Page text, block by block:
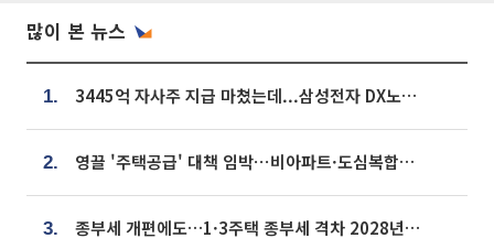
많이 본 뉴스
1. 3445억 자사주 지급 마쳤는데...삼성전자 DX노조, 뒤늦은 '떼쓰기 집회'
2. 영끌 '주택공급' 대책 임박⋯비아파트·도심복합까지 총동원
3. 종부세 개편에도…1·3주택 종부세 격차 2028년부터 확대